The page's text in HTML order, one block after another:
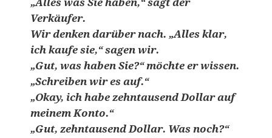
„Alles was Sie haben,“ sagt der
Verkäufer.
Wir denken darüber nach. „Alles klar,
ich kaufe sie,“ sagen wir.
„Gut, was haben Sie?“ möchte er wissen.
„Schreiben wir es auf.“
„Okay, ich habe zehntausend Dollar auf
meinem Konto.“
„Gut, zehntausend Dollar. Was noch?“